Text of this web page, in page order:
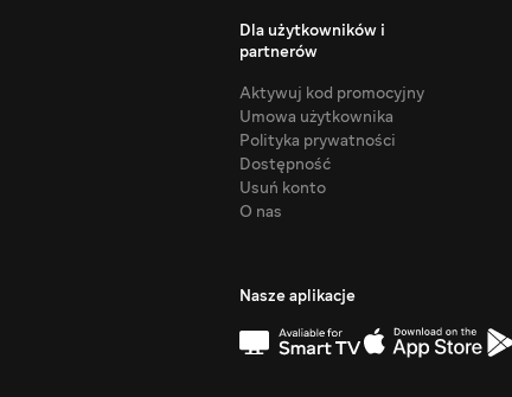
Dla użytkowników i
partnerów
Aktywuj kod promocyjny
Umowa użytkownika
Polityka prywatności
Dostępność
Usuń konto
O nas
Nasze aplikacje